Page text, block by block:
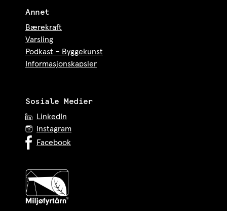
Annet
Bærekraft
Varsling
Podkast – Byggekunst
Informasjonskapsler
Sosiale Medier
LinkedIn
Instagram
Facebook